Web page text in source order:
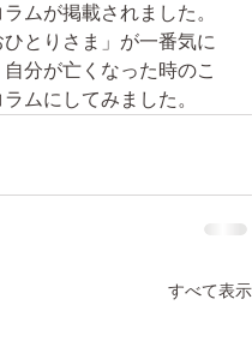
ムが掲載されました。
とりさま」が一番気に
分が亡くなった時のこ
ムにしてみました。
すべて表示